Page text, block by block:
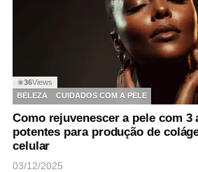
◉36Views
BELEZA
CUIDADOS COM A PELE
Como rejuvenescer a pele com 3
potentes para produção de
celular
03/12/2025